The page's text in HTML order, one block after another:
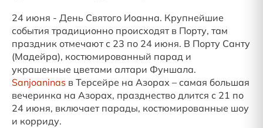
24 июня - День Святого Иоанна. Крупнейшие
события традиционно происходят в Порту, там
праздник отмечают с 23 по 24 июня. В Порту Санту
(Мадейра), костюмированный парад и
украшенные цветами алтари Фуншала.
Sanjoaninas в Терсейре на Азорах – самая большая
вечеринка на Азорах, празднество длится с 21 по
24 июня, включает парады, костюмированные шоу
и корриду.